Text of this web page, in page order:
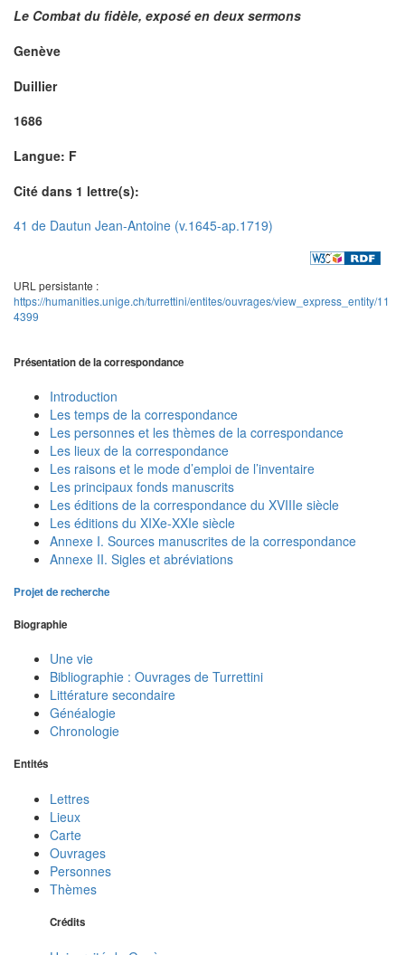
Le Combat du fidèle, exposé en deux sermons
Genève
Duillier
1686
Langue: F
Cité dans 1 lettre(s):
41 de Dautun Jean-Antoine (v.1645-ap.1719)
URL persistante :
https://humanities.unige.ch/turrettini/entites/ouvrages/view_express_entity/11
4399
Présentation de la correspondance
Introduction
Les temps de la correspondance
Les personnes et les thèmes de la correspondance
Les lieux de la correspondance
Les raisons et le mode d’emploi de l’inventaire
Les principaux fonds manuscrits
Les éditions de la correspondance du XVIIIe siècle
Les éditions du XIXe-XXIe siècle
Annexe I. Sources manuscrites de la correspondance
Annexe II. Sigles et abréviations
Projet de recherche
Biographie
Une vie
Bibliographie : Ouvrages de Turrettini
Littérature secondaire
Généalogie
Chronologie
Entités
Lettres
Lieux
Carte
Ouvrages
Personnes
Thèmes
Crédits